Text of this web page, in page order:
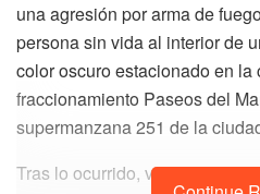
una agresión por arma de
persona sin vida al interior de
color oscuro estacionado en la
fraccionamiento Paseos del
supermanzana 251 de la
Tras lo ocurrido, vecinos que